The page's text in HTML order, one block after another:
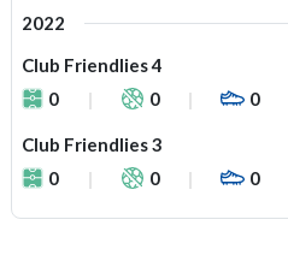
2022
Club Friendlies 4
0
0 0
Club Friendlies 3
0
0 0